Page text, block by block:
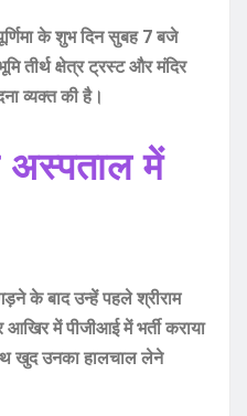
के शुभ दिन सुबह 7 बजे
तीर्थ क्षेत्र ट्रस्ट और मंदिर
व्यक्त की है।
अस्पताल में
के बाद उन्हें पहले श्रीराम
में पीजीआई में भर्ती कराया
खुद उनका हालचाल लेने